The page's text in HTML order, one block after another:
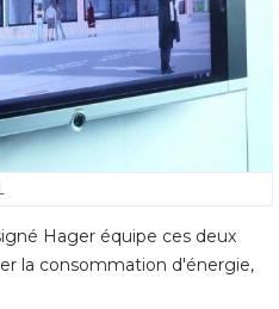
Hager équipe ces deux
la consommation d'énergie,